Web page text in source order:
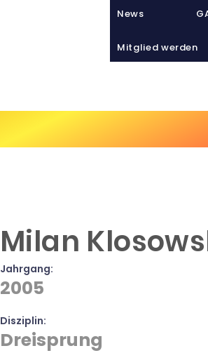
News
Mitglied werden
Milan
Jahrgang:
2005
Disziplin:
Dreisprung